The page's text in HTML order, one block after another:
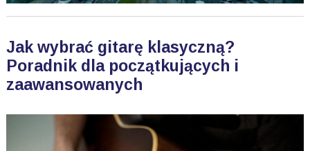
Jak wybrać gitarę klasyczną?
Poradnik dla początkujących i
zaawansowanych